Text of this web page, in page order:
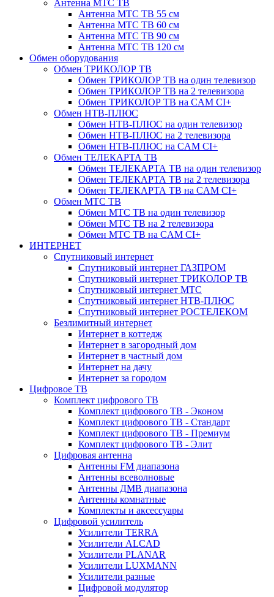
Антенна МТС ТВ
Антенна МТС ТВ 55 см
Антенна МТС ТВ 60 см
Антенна МТС ТВ 90 см
Антенна МТС ТВ 120 см
Обмен оборудования
Обмен ТРИКОЛОР ТВ
Обмен ТРИКОЛОР ТВ на один телевизор
Обмен ТРИКОЛОР ТВ на 2 телевизора
Обмен ТРИКОЛОР ТВ на CAM CI+
Обмен НТВ-ПЛЮС
Обмен НТВ-ПЛЮС на один телевизор
Обмен НТВ-ПЛЮС на 2 телевизора
Обмен НТВ-ПЛЮС на CAM CI+
Обмен ТЕЛЕКАРТА ТВ
Обмен ТЕЛЕКАРТА ТВ на один телевизор
Обмен ТЕЛЕКАРТА ТВ на 2 телевизора
Обмен ТЕЛЕКАРТА ТВ на CAM CI+
Обмен МТС ТВ
Обмен МТС ТВ на один телевизор
Обмен МТС ТВ на 2 телевизора
Обмен МТС ТВ на CAM CI+
ИНТЕРНЕТ
Спутниковый интернет
Спутниковый интернет ГАЗПРОМ
Спутниковый интернет ТРИКОЛОР ТВ
Спутниковый интернет МТС
Спутниковый интернет НТВ-ПЛЮС
Спутниковый интернет РОСТЕЛЕКОМ
Безлимитный интернет
Интернет в коттедж
Интернет в загородный дом
Интернет в частный дом
Интернет на дачу
Интернет за городом
Цифровое ТВ
Комплект цифрового ТВ
Комплект цифрового ТВ - Эконом
Комплект цифрового ТВ - Стандарт
Комплект цифрового ТВ - Премиум
Комплект цифрового ТВ - Элит
Цифровая антенна
Антенны FM диапазона
Антенны всеволновые
Антенны ДМВ диапазона
Антенны комнатные
Комплекты и аксессуары
Цифровой усилитель
Усилители TERRA
Усилители ALCAD
Усилители PLANAR
Усилители LUXMANN
Усилители разные
Цифровой модулятор